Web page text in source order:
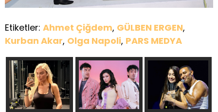
Etiketler: Ahmet Çiğdem, GÜLBEN ERGEN,
Kurban Akar, Olga Napoli, PARS MEDYA